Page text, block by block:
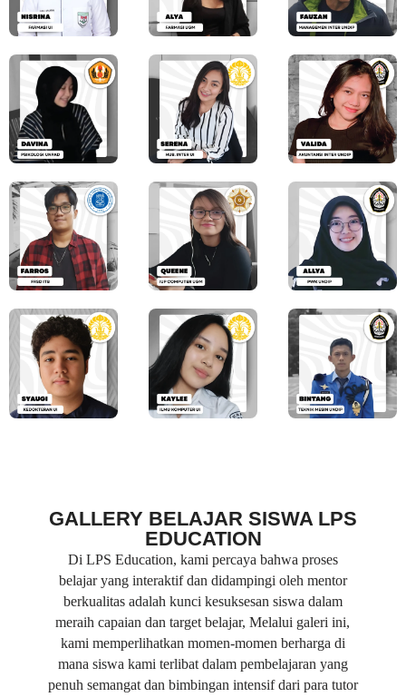
GALLERY BELAJAR SISWA LPS
EDUCATION
Di LPS Education, kami percaya bahwa proses
belajar yang interaktif dan didampingi oleh mentor
berkualitas adalah kunci kesuksesan siswa dalam
meraih capaian dan target belajar, Melalui galeri ini,
kami memperlihatkan momen-momen berharga di
mana siswa kami terlibat dalam pembelajaran yang
penuh semangat dan bimbingan intensif dari para tutor